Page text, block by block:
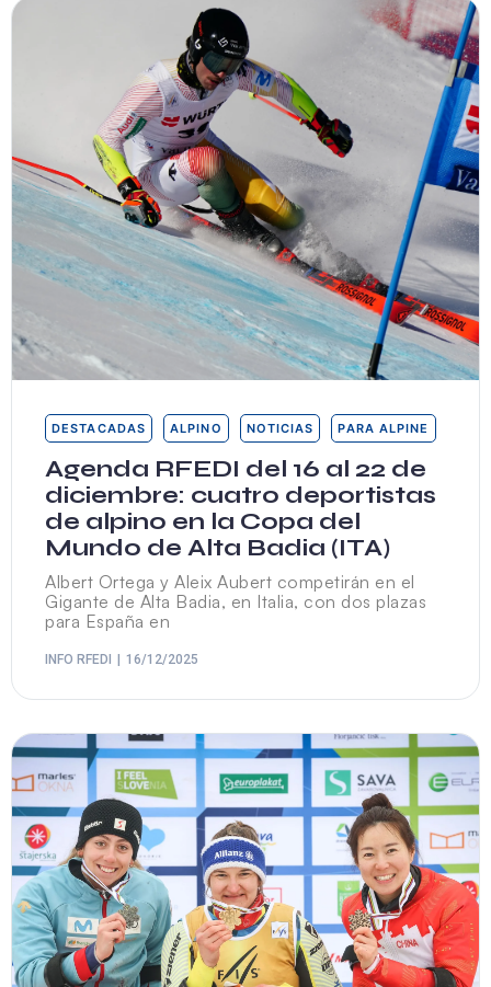
DESTACADAS ALPINO NOTICIAS PARA ALPINE
Agenda RFEDI del 16 al 22 de
diciembre: cuatro deportistas
de alpino en la Copa del
Mundo de Alta Badia (ITA)
Albert Ortega y Aleix Aubert competirán en el
Gigante de Alta Badia, en Italia, con dos plazas
para España en
INFO RFEDI 16/12/2025